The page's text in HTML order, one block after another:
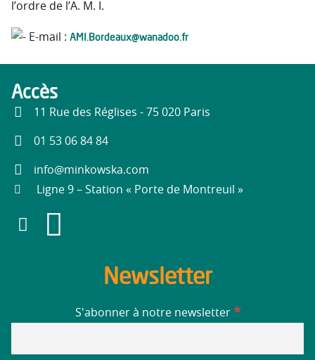
l’ordre de l’A. M. I.
E-mail : AMI.Bordeaux@wanadoo.fr
Accès
11 Rue des Réglises - 75 020 Paris
01 53 06 84 84
info@minkowska.com
Ligne 9 – Station « Porte de Montreuil »
Newsletter
S'abonner à notre newsletter *